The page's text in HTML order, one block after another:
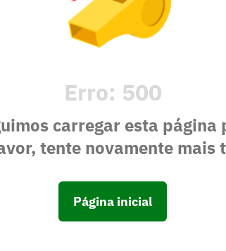
Erro: 500
carregar esta página
tente novamente mais
Página inicial